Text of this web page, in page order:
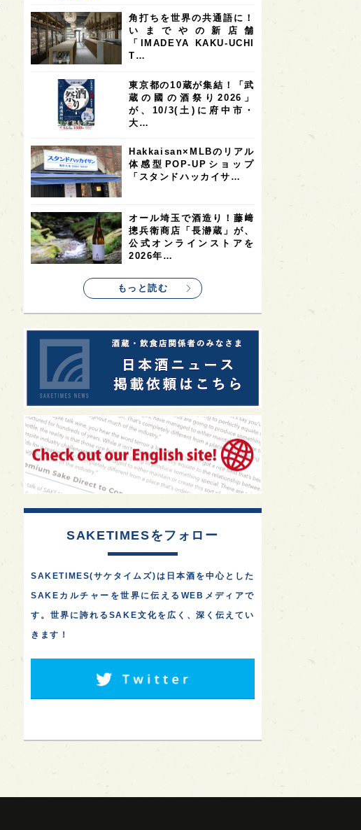
山口県 4 アメリカ 4 神奈川県 4
大分県 4 三重県 3 3 3
オーストラリア 台湾 2 アジア
SAKEの時代を生きる 1
全蔵めぐり 1 シンガポール 1 カナダ 1
1 熊本県 1
イギリス 1 ノルウェー 新宿区 1
歌舞伎町 1 沖縄県 1 鳥取県 1
saketimes_image_4 1
角打ちを世界の共通語に！
いまでやの新店舗
「IMADEYA KAKU-UCHI
T…
東京都の10蔵が集結！「武
蔵の國の酒祭り2026」
が、10/3(土)に府中市・
大…
Hakkaisan×MLBのリアル
体感型POP-UPショップ
「スタンドハッカイサ…
オール埼玉で酒造り！藤﨑
摠兵衛商店「長瀞蔵」が、
公式オンラインストアを
2026年…
もっと読む
SAKETIMESをフォロー
SAKETIMES(サケタイムズ)は日本酒を中心とした
SAKEカルチャーを世界に伝えるWEBメディアで
す。世界に誇れるSAKE文化を広く、深く伝えてい
きます！